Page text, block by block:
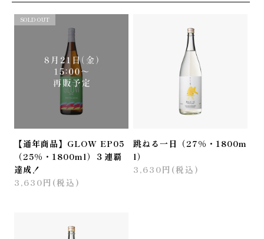
【通年商品】GLOW EP05
（25%・1800ml）３連覇
達成！
3,630円(税込)
SOLD OUT
跳ねる一日（27%・1800m
l）
3,630円(税込)